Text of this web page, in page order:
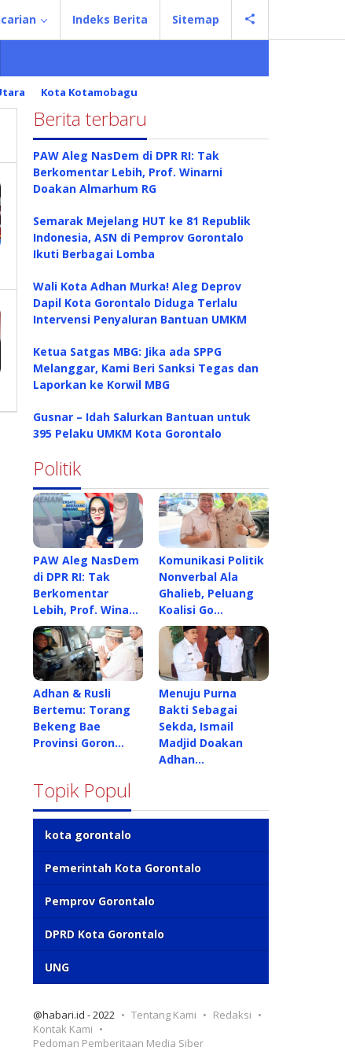
Indeks Berita Sitemap
Kota Kotamobagu
Berita terbaru
PAW Aleg NasDem di DPR RI: Tak
Berkomentar Lebih, Prof. Winarni
Doakan Almarhum RG
Semarak Mejelang HUT ke 81 Republik
Indonesia, ASN di Pemprov Gorontalo
Ikuti Berbagai Lomba
Wali Kota Adhan Murka! Aleg Deprov
Dapil Kota Gorontalo Diduga Terlalu
Intervensi Penyaluran Bantuan UMKM
Ketua Satgas MBG: Jika ada SPPG
Melanggar, Kami Beri Sanksi Tegas dan
Laporkan ke Korwil MBG
Gusnar – Idah Salurkan Bantuan untuk
395 Pelaku UMKM Kota Gorontalo
Politik
PAW Aleg NasDem
di DPR RI: Tak
Berkomentar
Lebih, Prof. Wina…
Komunikasi Politik
Nonverbal Ala
Ghalieb, Peluang
Koalisi Go…
Adhan & Rusli
Bertemu: Torang
Bekeng Bae
Provinsi Goron…
Menuju Purna
Bakti Sebagai
Sekda, Ismail
Madjid Doakan
Adhan…
Topik Popul
kota gorontalo
Pemerintah Kota Gorontalo
Pemprov Gorontalo
DPRD Kota Gorontalo
UNG
@habari.id - 2022 Tentang Kami
Redaksi
Kontak Kami
Pedoman Pemberitaan Media Siber